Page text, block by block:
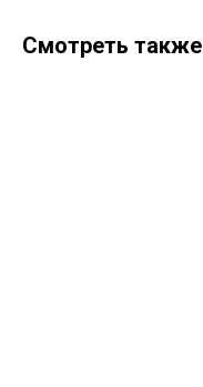
Смотреть также